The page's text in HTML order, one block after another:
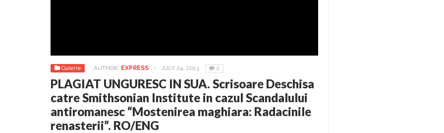
Galerie AUTHOR: EXPRESS - JULY 24, 2013 2
PLAGIAT UNGURESC IN SUA. Scrisoare Deschisa
catre Smithsonian Institute in cazul Scandalului
antiromanesc “Mostenirea maghiara: Radacinile
renasterii”. RO/ENG